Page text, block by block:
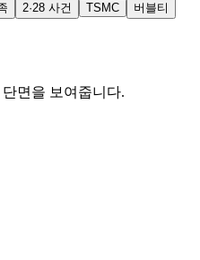
2·28 사건 TSMC 버블티
면을 보여줍니다.